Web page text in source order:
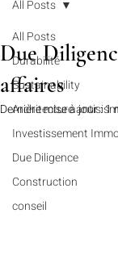
All Posts
Durabilité
Sustainability
Architecture
Investissement
Due Diligence
Construction
conseil
All Posts
Due
affaires
Dernière mise à jour :1